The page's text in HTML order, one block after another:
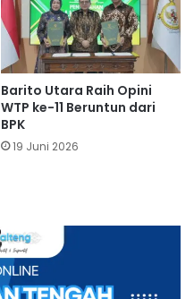
Barito Utara Raih Opini
WTP ke-11 Beruntun dari
BPK
19 Juni 2026